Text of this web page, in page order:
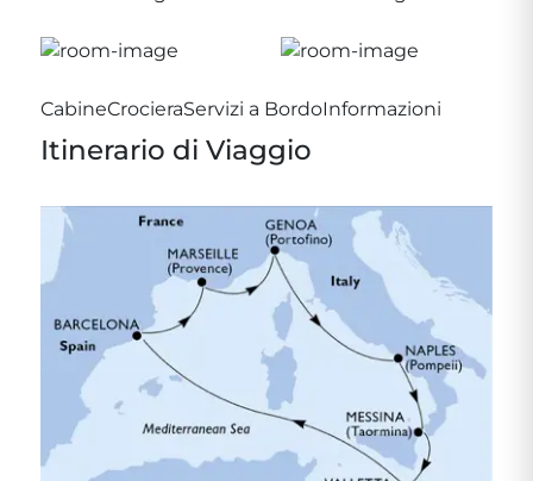
CabineCrocieraServizi a BordoInformazioni
Itinerario di Viaggio